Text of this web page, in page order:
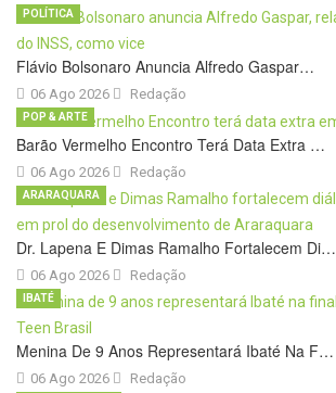
Flávio Bolsonaro Anuncia Alfredo Gaspar…
06 Ago 2026
POLÍTICA
Redação
Barão Vermelho Encontro Terá Data Extra …
06 Ago 2026
POP & ARTE
Redação
Dr. Lapena E Dimas Ramalho Fortalecem Di…
06 Ago 2026
ARARAQUARA
Redação
Menina De 9 Anos Representará Ibaté Na F…
06 Ago 2026
IBATÉ
Redação